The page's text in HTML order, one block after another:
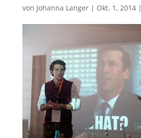
von Johanna Langer| Okt. 1, 2014|